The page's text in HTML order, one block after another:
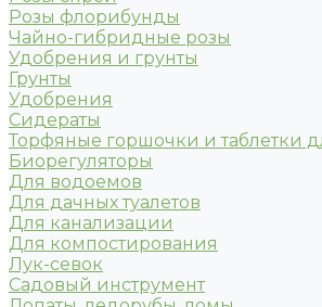
Розы флорибунды
Чайно-гибридные розы
Удобрения и грунты
Грунты
Удобрения
Сидераты
Торфяные горшочки и таблетки
Биорегуляторы
Для водоемов
Для дачных туалетов
Для канализации
Для компостирования
Лук-севок
Садовый инструмент